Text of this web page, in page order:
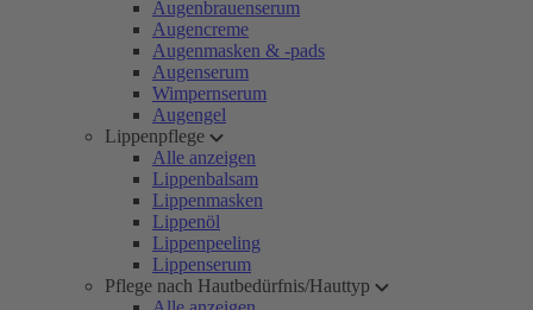
Augenbrauenserum
Augencreme
Augenmasken & -pads
Augenserum
Wimpernserum
Augengel
Lippenpflege
Alle anzeigen
Lippenbalsam
Lippenmasken
Lippenöl
Lippenpeeling
Lippenserum
Pflege nach Hautbedürfnis/Hauttyp